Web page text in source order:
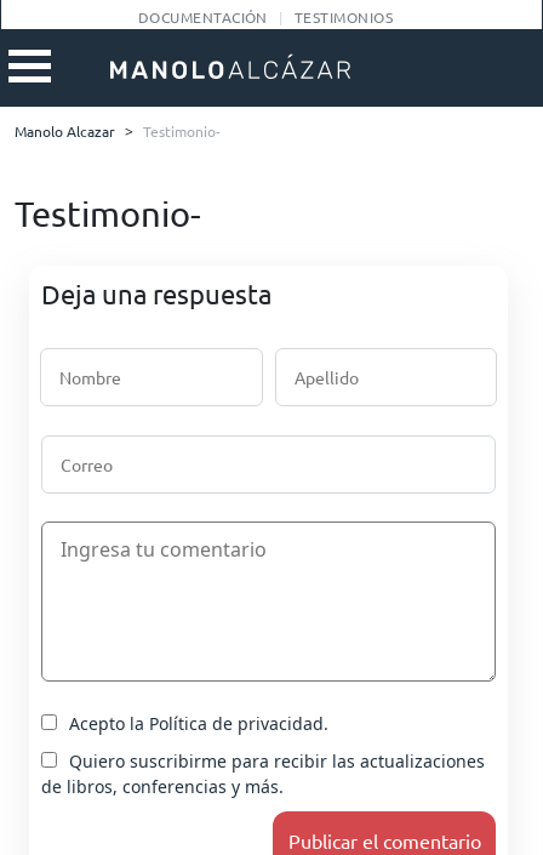
DOCUMENTACIÓN TESTIMONIOS
Manolo Alcazar > Testimonio-
Testimonio-
Deja una respuesta
Acepto la Política de privacidad.
Quiero suscribirme para recibir las actualizaciones
de libros, conferencias y más.